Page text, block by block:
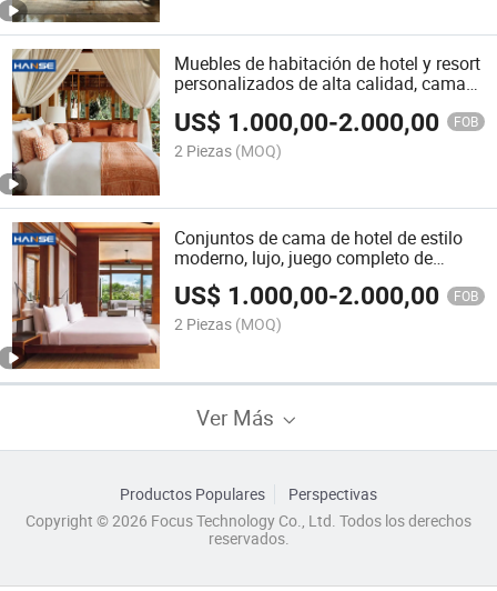
Muebles de habitación de hotel y resort
personalizados de alta calidad, camas
dormitorio de lujo
US$ 1.000,00-2.000,00 FOB
2 Piezas (MOQ)
Conjuntos de cama de hotel de estilo
moderno, lujo, juego completo de
muebles para dormitorio
US$ 1.000,00-2.000,00 FOB
2 Piezas (MOQ)
Ver Más
Productos Populares
Perspectivas
Copyright © 2026 Focus Technology Co., Ltd. Todos los derechos
reservados.